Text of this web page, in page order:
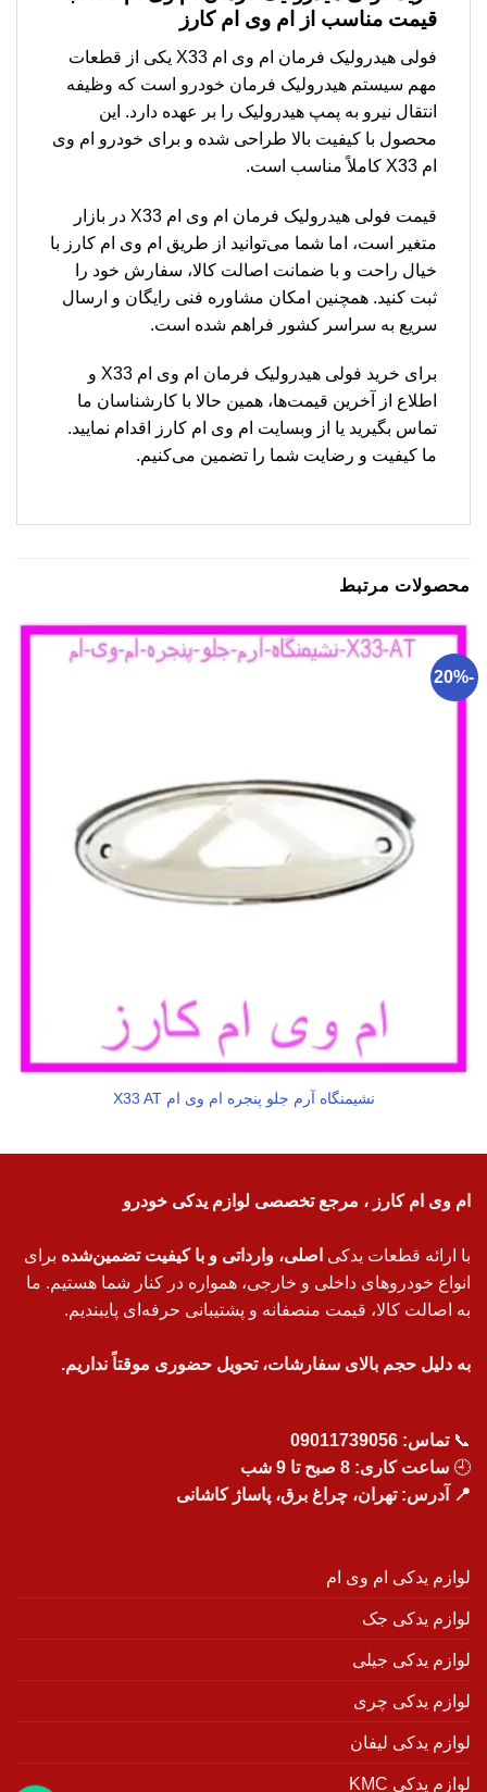
قیمت مناسب از ام وی ام کارز
فولی هیدرولیک فرمان ام وی ام X33 یکی از قطعات
مهم سیستم هیدرولیک فرمان خودرو است که وظیفه
انتقال نیرو به پمپ هیدرولیک را بر عهده دارد. این
محصول با کیفیت بالا طراحی شده و برای خودرو ام وی
ام X33 کاملاً مناسب است.
قیمت فولی هیدرولیک فرمان ام وی ام X33 در بازار
متغیر است، اما شما می‌توانید از طریق ام وی ام کارز با
خیال راحت و با ضمانت اصالت کالا، سفارش خود را
ثبت کنید. همچنین امکان مشاوره فنی رایگان و ارسال
سریع به سراسر کشور فراهم شده است.
برای خرید فولی هیدرولیک فرمان ام وی ام X33 و
اطلاع از آخرین قیمت‌ها، همین حالا با کارشناسان ما
تماس بگیرید یا از وبسایت ام وی ام کارز اقدام نمایید.
ما کیفیت و رضایت شما را تضمین می‌کنیم.
محصولات مرتبط
-20%
نشیمنگاه آرم جلو پنجره ام وی ام X33 AT
ام وی ام کارز ، مرجع تخصصی لوازم یدکی خودرو
با ارائه قطعات یدکی اصلی، وارداتی و با کیفیت تضمین‌شده برای
انواع خودروهای داخلی و خارجی، همواره در کنار شما هستیم. ما
به اصالت کالا، قیمت منصفانه و پشتیبانی حرفه‌ای پایبندیم.
به دلیل حجم بالای سفارشات، تحویل حضوری موقتاً نداریم.
📞تماس: 09011739056
🕘 ساعت کاری: 8 صبح تا 9 شب
📍 آدرس: تهران، چراغ برق، پاساژ کاشانی
لوازم یدکی ام وی ام
لوازم یدکی جک
لوازم یدکی جیلی
لوازم یدکی چری
لوازم یدکی لیفان
لوازم یدکی KMC